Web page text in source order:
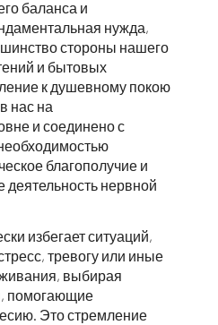
баланса и
нужда,
стороны нашего
и бытовых
к душевному покою
нас на
и соединено с
благополучие и
деятельность нервной
избегает ситуаций,
тревогу или иные
выбирая
помогающие
Это стремление